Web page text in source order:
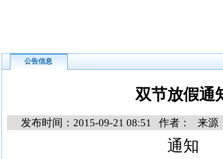
公告信息
双节放假通
发布时间：2015-09-21 08:51 作者： 来源
通知